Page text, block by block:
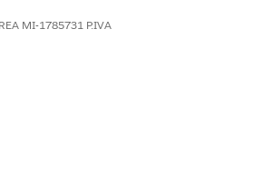
MI-1785731 P.IVA